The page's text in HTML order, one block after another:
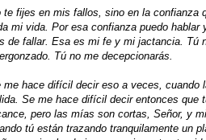
te fijes en mis fallos, sino en la confianza
mi vida. Por esa confianza puedo
de fallar. Esa es mi fe y mi jactancia. Tú
Tú no me decepcionarás.
me hace difícil decir eso a veces,
Se me hace difícil decir entonces que
pero las mías son cortas, Señor, y
tú están trazando tranquilamente un